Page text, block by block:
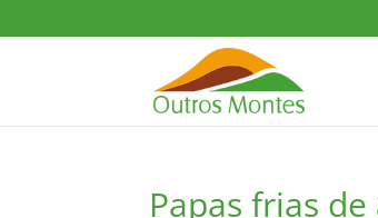
Papas frias